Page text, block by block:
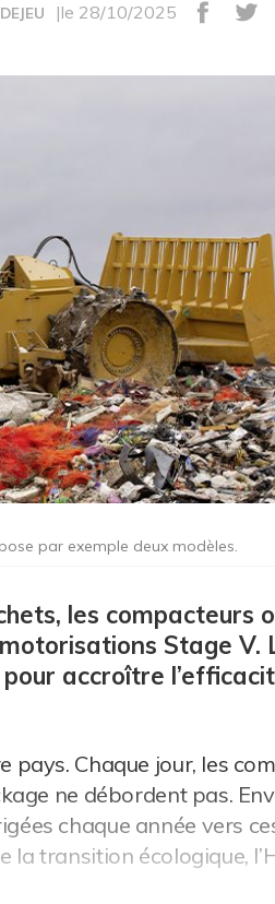
|le 28/10/2025
par exemple deux modèles.
les compacteurs
Stage V.
accroître
pays. Chaque jour, les
ne débordent pas.
chaque année vers
la transition écologique,